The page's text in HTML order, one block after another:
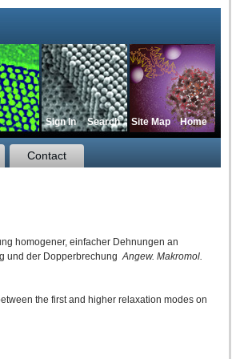
Home
Site Map
Search
Sign In
Contact
homogener, einfacher Dehnungen an
und der DopperbrechungAngew. Makromol.
the first and higher relaxation modes on